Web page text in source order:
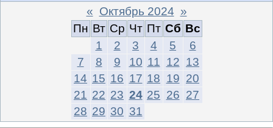
« Октябрь 2024 »
Пн Вт Ср Чт Пт Сб Вс
1
2 3 4 5
6
7
8 9 10 11 12 13
14 15 16 17 18 19 20
21 22 23 24 25 26 27
28 29 30 31